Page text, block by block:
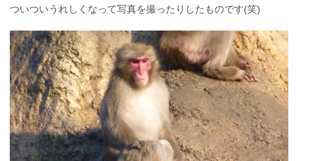
ついついうれしくなって写真を撮ったりしたものです(笑)